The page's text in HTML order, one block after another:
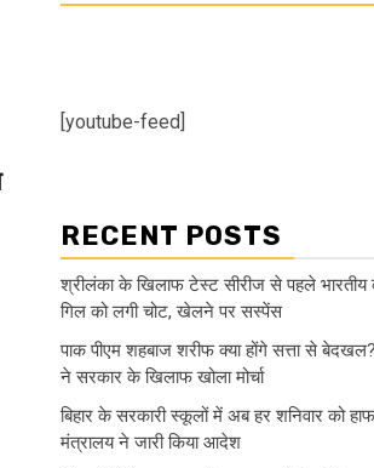
[youtube-feed]
RECENT POSTS
श्रीलंका के खिलाफ टेस्ट सीरीज से पहले
गिल को लगी चोट, खेलने पर सस्पेंस
पाक पीएम शहबाज शरीफ क्या होंगे सत्ता से
ने सरकार के खिलाफ खोला मोर्चा
बिहार के सरकारी स्कूलों में अब हर शनिवार को हाफ
मंत्रालय ने जारी किया आदेश